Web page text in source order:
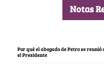
Notas
Por qué el abogado de Petro se
el Presidente